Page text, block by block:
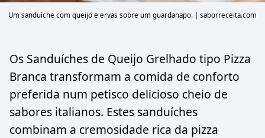
Um sanduíche com queijo e ervas sobre um guardanapo. | saborreceita.com
Os Sanduíches de Queijo Grelhado tipo Pizza
Branca transformam a comida de conforto
preferida num petisco delicioso cheio de
sabores italianos. Estes sanduíches
combinam a cremosidade rica da pizza